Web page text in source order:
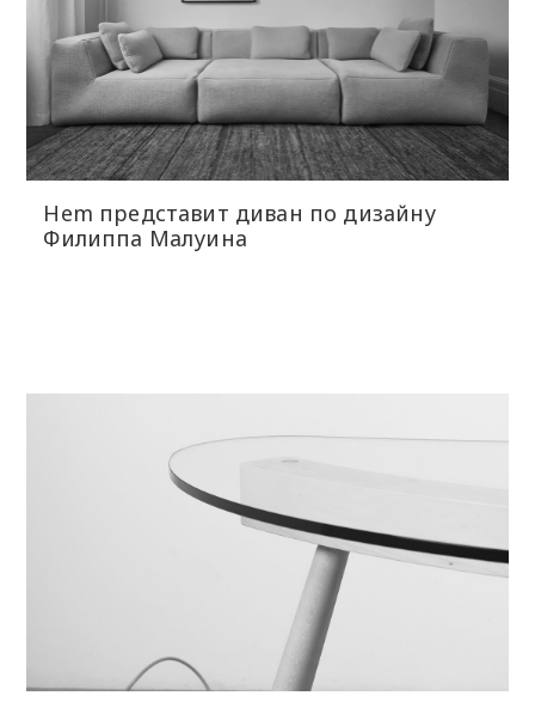
Hem представит диван по дизайну
Филиппа Малуина